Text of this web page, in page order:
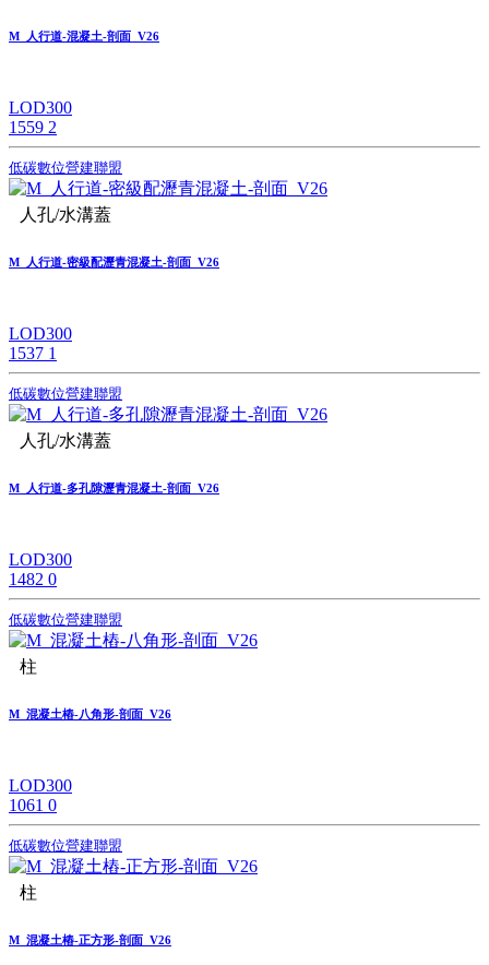
M_人行道-混凝土-剖面_V26
LOD300
1559 2
低碳數位營建聯盟
人孔/水溝蓋
M_人行道-密級配瀝青混凝土-剖面_V26
LOD300
1537 1
低碳數位營建聯盟
人孔/水溝蓋
M_人行道-多孔隙瀝青混凝土-剖面_V26
LOD300
1482 0
低碳數位營建聯盟
柱
M_混凝土樁-八角形-剖面_V26
LOD300
1061 0
低碳數位營建聯盟
柱
M_混凝土樁-正方形-剖面_V26